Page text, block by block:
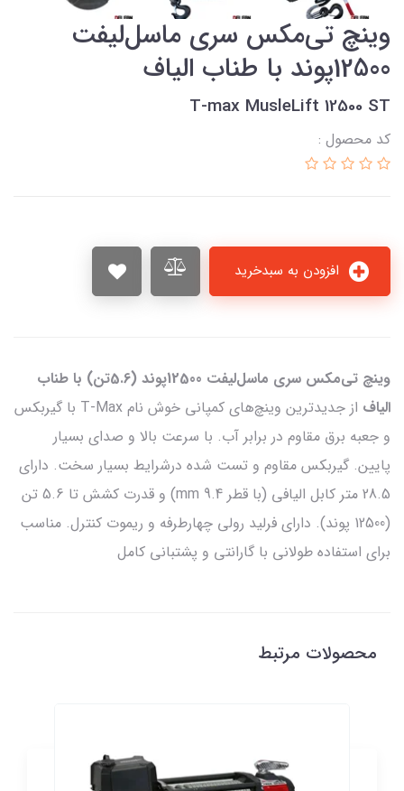
وینچ تی‌مکس سری ماسل‌لیفت
12500پوند با طناب الیاف
T-max MusleLift 12500 ST
کد محصول :
وینچ تی‌مکس سری ماسل‌لیفت 12500پوند (5.6تن) با طناب
الیاف
از جدیدترین وینچ‌های کمپانی خوش نام T-Max با گیربکس
و جعبه برق مقاوم در برابر آب. با سرعت بالا و صدای بسیار
پایین. گیربکس مقاوم و تست شده درشرایط بسیار سخت. دارای
28.5 متر کابل الیافی (با قطر 9.4 mm) و قدرت کشش تا 5.6 تن
(12500 پوند). دارای فرلید رولی چهارطرفه و ریموت کنترل. مناسب
برای استفاده طولانی با گارانتی و پشتبانی کامل
محصولات مرتبط